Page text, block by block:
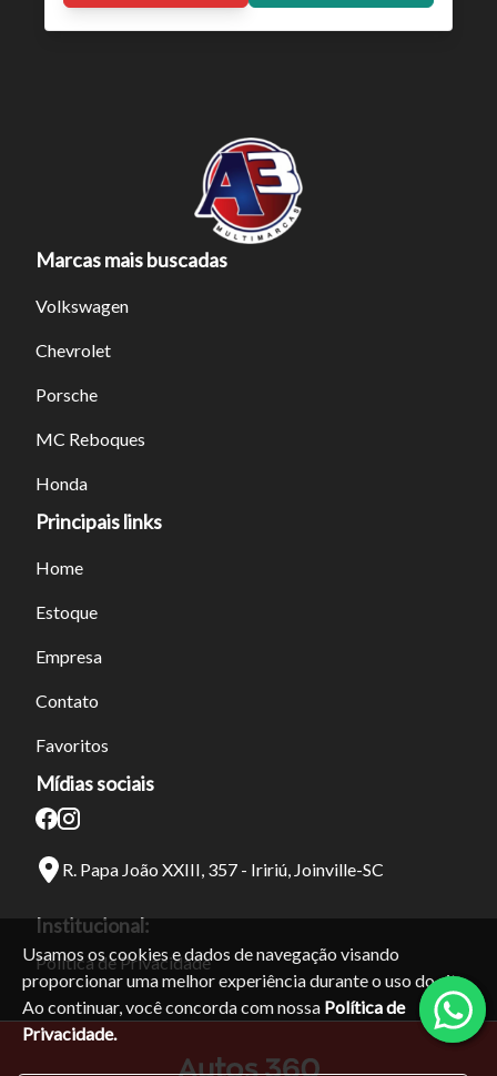
Usamos os cookies e dados de navegação visando
proporcionar uma melhor experiência durante o uso do site.
Ao continuar, você concorda com nossa Política de
Privacidade.
Marcas mais buscadas
Volkswagen
Chevrolet
Porsche
MC Reboques
Honda
Principais links
Home
Estoque
Empresa
Contato
Favoritos
Mídias sociais
R. Papa João XXIII, 357 - Iririú, Joinville-SC
Institucional:
Política de Privacidade